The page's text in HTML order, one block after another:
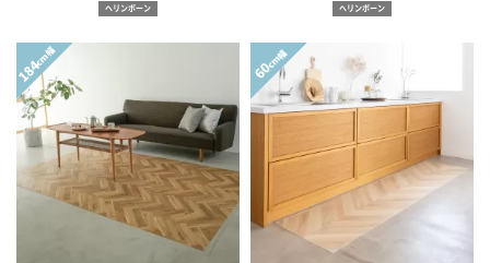
ヘリンボーン ヘリンボーン
184cm幅
60cm幅